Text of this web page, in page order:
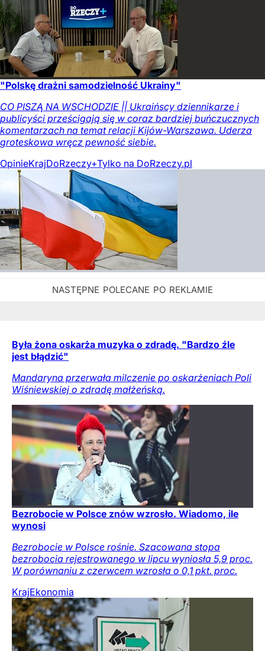
"Polskę drażni samodzielność Ukrainy"
CO PISZĄ NA WSCHODZIE || Ukraińscy dziennikarze i
publicyści prześcigają się w coraz bardziej buńczucznych
komentarzach na temat relacji Kijów-Warszawa. Uderza
groteskowa wręcz pewność siebie.
OpinieKrajDoRzeczy+Tylko na DoRzeczy.pl
Była żona oskarża muzyka o zdradę. "Bardzo źle
jest błądzić"
Mandaryna przerwała milczenie po oskarżeniach Poli
Wiśniewskiej o zdradę małżeńską.
Bezrobocie w Polsce znów wzrosło. Wiadomo, ile
wynosi
Bezrobocie w Polsce rośnie. Szacowana stopa
bezrobocia rejestrowanego w lipcu wyniosła 5,9 proc.
W porównaniu z czerwcem wzrosła o 0,1 pkt. proc.
KrajEkonomia